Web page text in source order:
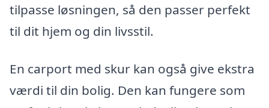
tilpasse løsningen, så den passer perfekt
til dit hjem og din livsstil.
En carport med skur kan også give ekstra
værdi til din bolig. Den kan fungere som